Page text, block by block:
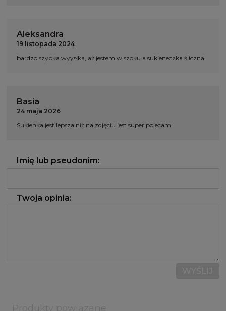
Aleksandra
19 listopada 2024
bardzo szybka wyysłka, aż jestem w szoku a sukieneczka śliczna!
Basia
24 maja 2026
Sukienka jest lepsza niż na zdjęciu jest super polecam
Imię lub pseudonim:
Twoja opinia: